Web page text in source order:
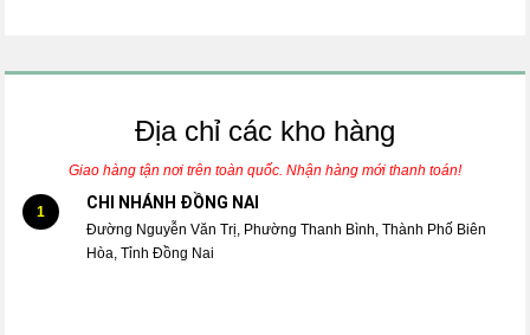
Địa chỉ các kho hàng
Giao hàng tận nơi trên toàn quốc. Nhận hàng mới thanh toán!
1 CHI NHÁNH ĐỒNG NAI
Đường Nguyễn Văn Trị, Phường Thanh Bình, Thành Phố Biên
Hòa, Tỉnh Đồng Nai